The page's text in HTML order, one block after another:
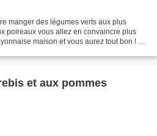
manger des légumes verts aux plus
poireaux vous allez en convaincre plus
maison et vous aurez tout bon ! Et
et aux pommes